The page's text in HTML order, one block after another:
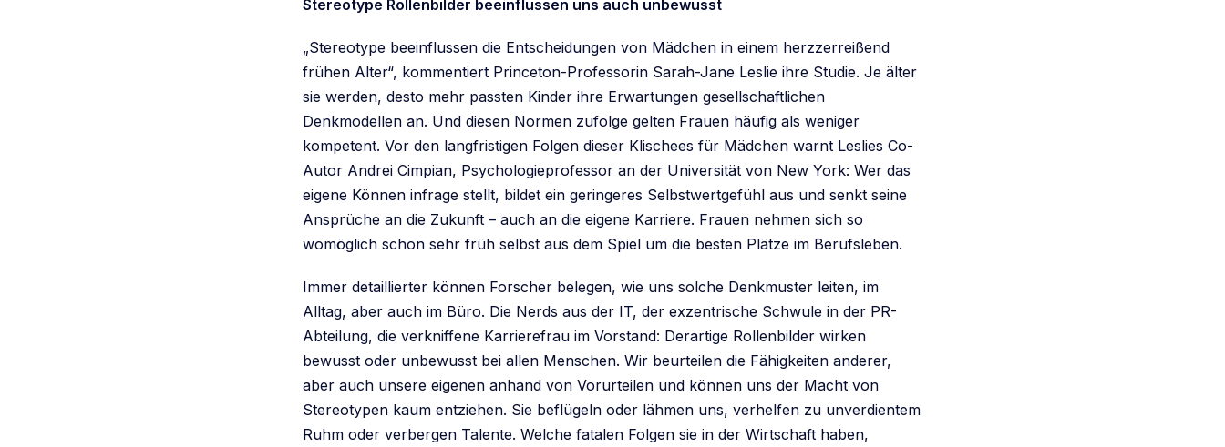
Stereotype Rollenbilder beeinflussen uns auch unbewusst
„Stereotype beeinflussen die Entscheidungen von Mädchen in einem herzzerreißend
frühen Alter“, kommentiert Princeton-Professorin Sarah-Jane Leslie ihre Studie. Je älter
sie werden, desto mehr passten Kinder ihre Erwartungen gesellschaftlichen
Denkmodellen an. Und diesen Normen zufolge gelten Frauen häufig als weniger
kompetent. Vor den langfristigen Folgen dieser Klischees für Mädchen warnt Leslies Co-
Autor Andrei Cimpian, Psychologieprofessor an der Universität von New York: Wer das
eigene Können infrage stellt, bildet ein geringeres Selbstwertgefühl aus und senkt seine
Ansprüche an die Zukunft – auch an die eigene Karriere. Frauen nehmen sich so
womöglich schon sehr früh selbst aus dem Spiel um die besten Plätze im Berufsleben.
Immer detaillierter können Forscher belegen, wie uns solche Denkmuster leiten, im
Alltag, aber auch im Büro. Die Nerds aus der IT, der exzentrische Schwule in der PR-
Abteilung, die verkniffene Karrierefrau im Vorstand: Derartige Rollenbilder wirken
bewusst oder unbewusst bei allen Menschen. Wir beurteilen die Fähigkeiten anderer,
aber auch unsere eigenen anhand von Vorurteilen und können uns der Macht von
Stereotypen kaum entziehen. Sie beflügeln oder lähmen uns, verhelfen zu unverdientem
Ruhm oder verbergen Talente. Welche fatalen Folgen sie in der Wirtschaft haben,